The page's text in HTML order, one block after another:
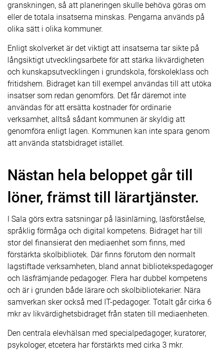
granskningen, så att planeringen skulle behöva göras om
eller de totala insatserna minskas. Pengarna används på
olika sätt i olika kommuner.
Enligt skolverket är det viktigt att insatserna tar sikte på
långsiktigt utvecklingsarbete för att stärka likvärdigheten
och kunskapsutvecklingen i grundskola, förskoleklass och
fritidshem. Bidraget kan till exempel användas till att utöka
insatser som redan genomförs. Det får däremot inte
användas för att ersätta kostnader för ordinarie
verksamhet, alltså sådant kommunen är skyldig att
genomföra enligt lagen. Kommunen kan inte spara genom
att använda statsbidraget istället.
Nästan hela beloppet går till
löner, främst till lärartjänster.
I Sala görs extra satsningar på läsinlärning, läsförståelse,
språklig förmåga och digital kompetens. Bidraget har till
stor del finansierat den mediaenhet som finns, med
förstärkta skolbibliotek. Där finns förutom den normalt
lagstiftade verksamheten, bland annat bibliotekspedagoger
och läsfrämjande pedagoger. Flera har dubbel kompetens
och är i grunden både lärare och skolbibliotekarier. Nära
samverkan sker också med IT-pedagoger. Totalt går cirka 6
mkr av likvärdighetsbidraget från staten till mediaenheten.
Den centrala elevhälsan med specialpedagoger, kuratorer,
psykologer, etcetera har förstärkts med cirka 3 mkr.